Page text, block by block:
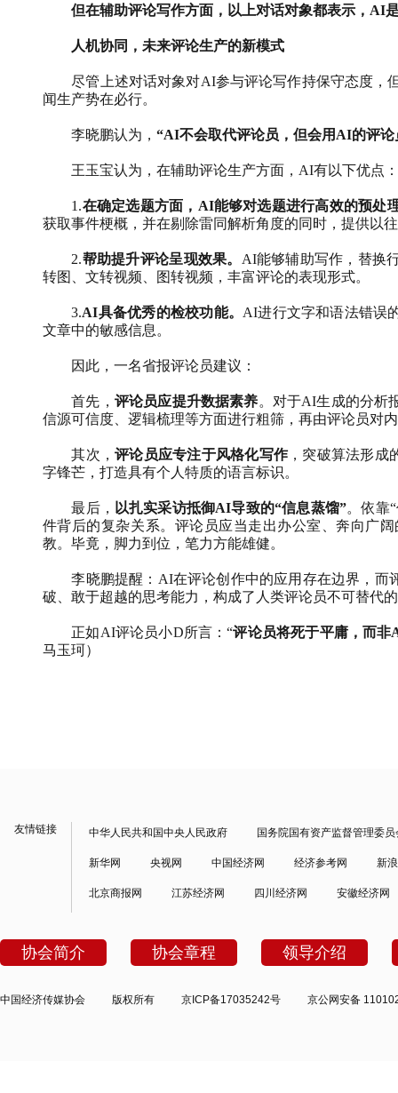
但在辅助评论写作方面，以上对话对象都表示， AI
人机协同，未来评论生产的新模式
尽管上述对话对象对AI参与评论写作持保守态度，
闻生产势在必行。
李晓鹏认为， “AI不会取代评论员，但会用 AI的评论
王玉宝认为，在辅助评论生产方面， AI有以下优点：
1.在确定选题方面， AI能够对选题进行高效的预处
获取事件梗概，并在剔除雷同解析角度的同时，提供以
2.帮助提升评论呈现效果。 AI能够辅助写作，替换
转图、文转视频、图转视频，丰富评论的表现形式。
3.AI具备优秀的检校功能。 AI进行文字和语法错误
文章中的敏感信息。
因此，一名省报评论员建议：
首先， 评论员应提升数据素养。对于AI生成的分析
信源可信度、逻辑梳理等方面进行粗筛，再由评论员对
其次，评论员应专注于风格化写作，突破算法形成
字锋芒，打造具有个人特质的语言标识。
最后， 以扎实采访抵御AI导致的“信息蒸馏”。依靠
件背后的复杂关系。评论员应当走出办公室、奔向广
教。毕竟，脚力到位，笔力方能雄健。
李晓鹏提醒： AI在评论创作中的应用存在边界，而
破、敢于超越的思考能力，构成了人类评论员不可替代
正如AI评论员小D所言：“评论员将死于平庸，而非
马玉珂）
友情链接 中华人民共和国中央人民政府 国务院国有资产监督管理委员
新华网 央视网 中国经济网 经济参考网 新
北京商报网 江苏经济网 四川经济网 安徽经济网
协会简介 协会章程 领导介绍
中国经济传媒协会 版权所有 京ICP备17035242号 京公网安备